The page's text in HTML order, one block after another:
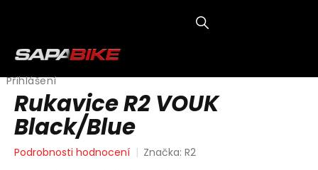
Přihlášení
Rukavice R2 VOUK
Black/Blue
Průměrné
Podrobnosti hodnocení Značka:R2